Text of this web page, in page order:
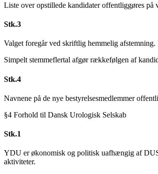
Liste over opstillede kandidater offentliggøres på
Stk.3
Valget foregår ved skriftlig hemmelig afstemning.
Simpelt stemmeflertal afgør rækkefølgen af
Stk.4
Navnene på de nye bestyrelsesmedlemmer
§4 Forhold til Dansk Urologisk Selskab
Stk.1
YDU er økonomisk og politisk uafhængig af
aktiviteter.